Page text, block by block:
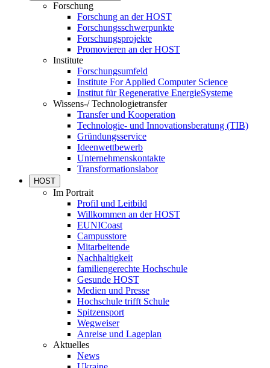
Forschung
Forschung an der HOST
Forschungsschwerpunkte
Forschungsprojekte
Promovieren an der HOST
Institute
Forschungsumfeld
Institute For Applied Computer Science
Institut für Regenerative EnergieSysteme
Wissens-/ Technologietransfer
Transfer und Kooperation
Technologie- und Innovationsberatung (TIB)
Gründungsservice
Ideenwettbewerb
Unternehmenskontakte
Transformationslabor
HOST
Im Portrait
Profil und Leitbild
Willkommen an der HOST
EUNICoast
Campusstore
Mitarbeitende
Nachhaltigkeit
familiengerechte Hochschule
Gesunde HOST
Medien und Presse
Hochschule trifft Schule
Spitzensport
Wegweiser
Anreise und Lageplan
Aktuelles
News